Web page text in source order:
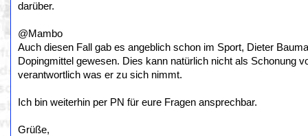
darüber.
@Mambo
Auch diesen Fall gab es angeblich schon im Sport, Dieter
Dopingmittel gewesen. Dies kann natürlich nicht als Schonung
verantwortlich was er zu sich nimmt.
Ich bin weiterhin per PN für eure Fragen ansprechbar.
Grüße,